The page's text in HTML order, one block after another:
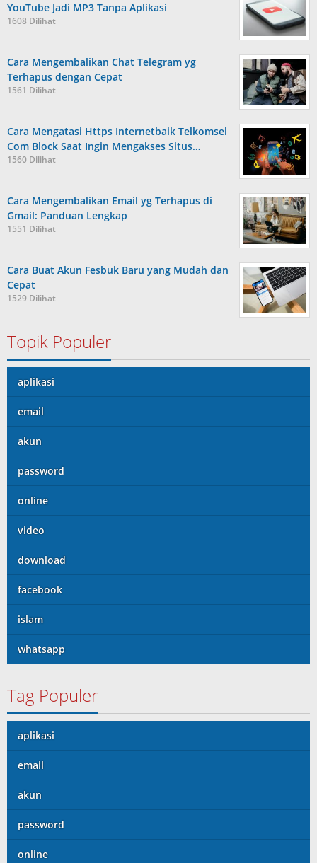
YouTube Jadi MP3 Tanpa Aplikasi
1608 Dilihat
Cara Mengembalikan Chat Telegram yg
Terhapus dengan Cepat
1561 Dilihat
Cara Mengatasi Https Internetbaik Telkomsel
Com Block Saat Ingin Mengakses Situs…
1560 Dilihat
Cara Mengembalikan Email yg Terhapus di
Gmail: Panduan Lengkap
1551 Dilihat
Cara Buat Akun Fesbuk Baru yang Mudah dan
Cepat
1529 Dilihat
Topik Populer
aplikasi
email
akun
password
online
video
download
facebook
islam
whatsapp
Tag Populer
aplikasi
email
akun
password
online